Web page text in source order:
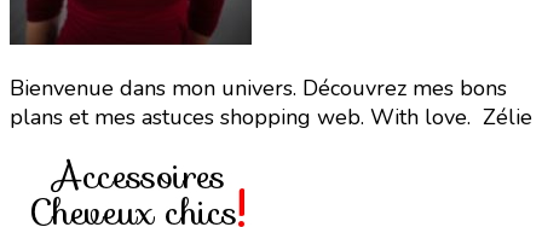
Bienvenue dans mon univers. Découvrez mes bons
plans et mes astuces shopping web. With love. Zélie